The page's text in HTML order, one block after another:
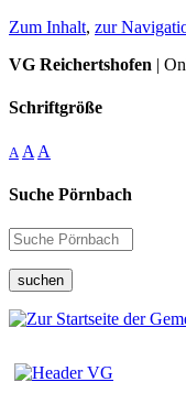
Zum Inhalt, zur
VG Reichertshofen |
Schriftgröße
A A A
Suche Pörnbach
suchen